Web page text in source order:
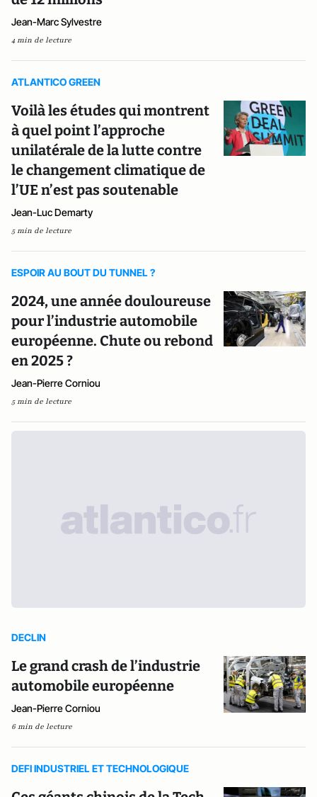
Jean-Marc Sylvestre
4 min de lecture
ATLANTICO GREEN
Voilà les études qui montrent
à quel point l’approche
unilatérale de la lutte contre
le changement climatique de
l’UE n’est pas soutenable
Jean-Luc Demarty
5 min de lecture
ESPOIR AU BOUT DU TUNNEL ?
2024, une année douloureuse
pour l’industrie automobile
européenne. Chute ou rebond
en 2025 ?
Jean-Pierre Corniou
5 min de lecture
DECLIN
Le grand crash de l’industrie
automobile européenne
Jean-Pierre Corniou
6 min de lecture
DEFI INDUSTRIEL ET TECHNOLOGIQUE